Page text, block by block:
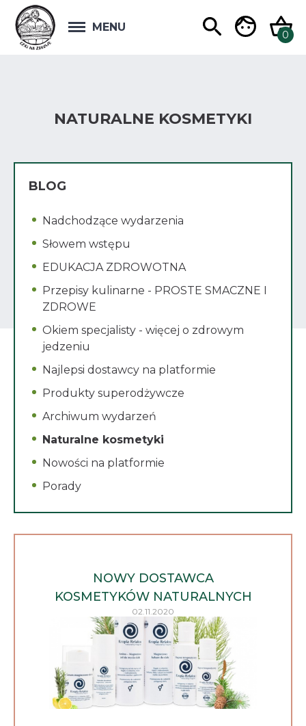
MENU
NATURALNE KOSMETYKI
BLOG
Nadchodzące wydarzenia
Słowem wstępu
EDUKACJA ZDROWOTNA
Przepisy kulinarne - PROSTE SMACZNE I
ZDROWE
Okiem specjalisty - więcej o zdrowym
jedzeniu
Najlepsi dostawcy na platformie
Produkty superodżywcze
Archiwum wydarzeń
Naturalne kosmetyki
Nowości na platformie
Porady
NOWY DOSTAWCA
KOSMETYKÓW NATURALNYCH
02.11.2020